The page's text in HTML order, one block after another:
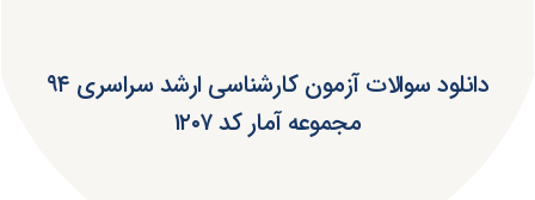
دانلود سوالات آزمون کارشناسی ارشد سراسری ۹۴
مجموعه آمار کد ۱۲۰۷